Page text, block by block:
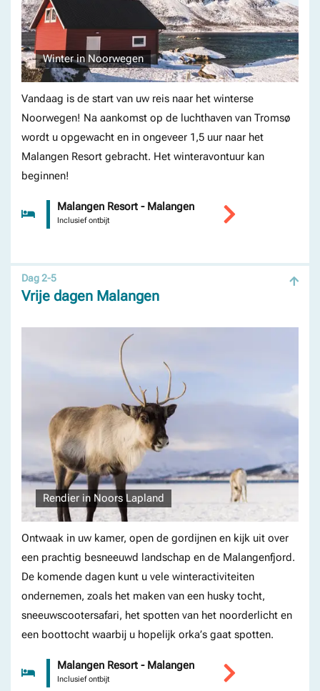
Vandaag is de start van uw reis naar het winterse
Noorwegen! Na aankomst op de luchthaven van Tromsø
wordt u opgewacht en in ongeveer 1,5 uur naar het
Malangen Resort gebracht. Het winteravontuur kan
beginnen!
Malangen Resort - Malangen
Inclusief ontbijt
Winter in Noorwegen
Vrije dagen Malangen
Dag 2-5
Ontwaak in uw kamer, open de gordijnen en kijk uit over
een prachtig besneeuwd landschap en de Malangenfjord.
De komende dagen kunt u vele winteractiviteiten
ondernemen, zoals het maken van een husky tocht,
sneeuwscootersafari, het spotten van het noorderlicht en
een boottocht waarbij u hopelijk orka’s gaat spotten.
Malangen Resort - Malangen
Inclusief ontbijt
Rendier in Noors Lapland